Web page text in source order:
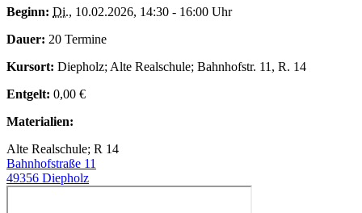
Beginn: Di., 10.02.2026, 14:30 - 16:00 Uhr
Dauer: 20 Termine
Kursort: Diepholz; Alte Realschule; Bahnhofstr. 11, R. 14
Entgelt: 0,00 €
Materialien:
Alte Realschule; R 14
Bahnhofstraße 11
49356 Diepholz